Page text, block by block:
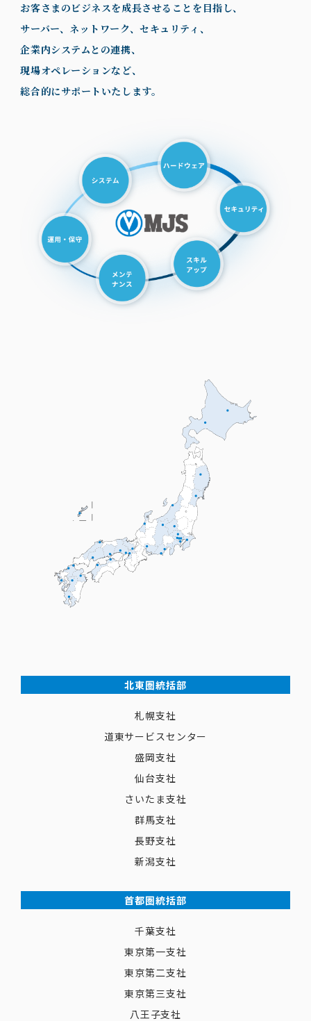
お客さまのビジネスを成長させることを目指し、
サーバー、ネットワーク、セキュリティ、
企業内システムとの連携、
現場オペレーションなど、
総合的にサポートいたします。
北東圏統括部
札幌支社
道東サービスセンター
盛岡支社
仙台支社
さいたま支社
群馬支社
長野支社
新潟支社
首都圏統括部
千葉支社
東京第一支社
東京第二支社
東京第三支社
八王子支社